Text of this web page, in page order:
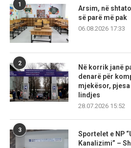
1
Arsim, në
së parë më pak
06.08.2026 17:33
2
Në korrik janë
denarë për
mjekësor,
lindjes
28.07.2026 15:52
3
Sportelet e NP
Kanalizimi” –